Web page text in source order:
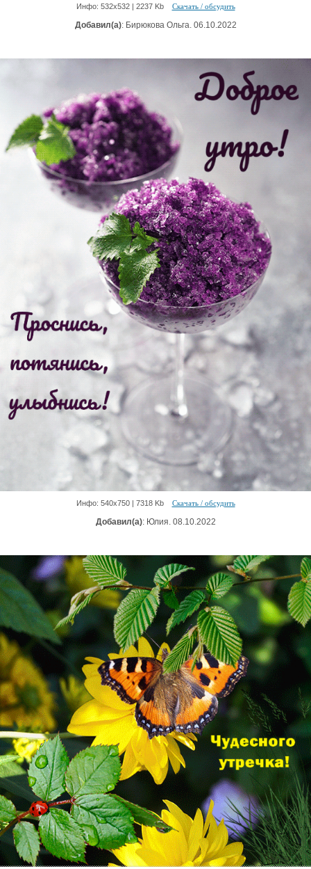
Инфо: 532х532 | 2237 Kb Скачать / обсудить
Добавил(а): Бирюкова Ольга. 06.10.2022
Инфо: 540х750 | 7318 Kb Скачать / обсудить
Добавил(а): Юлия. 08.10.2022